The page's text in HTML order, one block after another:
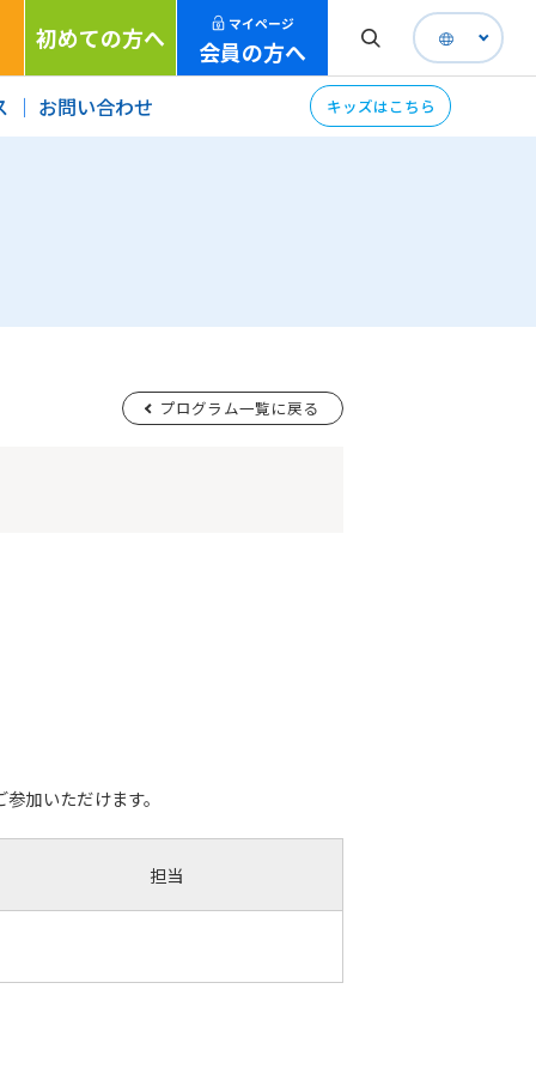
初めての方へ マイページ
会員の方へ
お問い合わせ キッズはこちら
プログラム一覧に戻る
加いただけます。
担当